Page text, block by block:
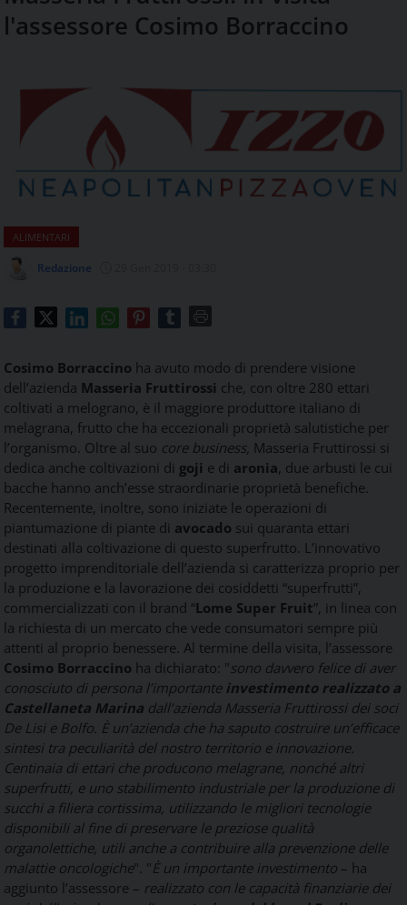
aggiornamenti
quotidiani
come
ospitalità,
ristorazione,
food
beverage,
catering
articoli
quotidiani
sul
dell'alimentazione,
dei
fuoricasa,
del
Food
Service
e
tutte
le
novità
del
comparto
Horeca.
CONTATTI
l'assessore Cosimo Borraccino
ALIMENTARI
Redazione
Cosimo Borraccino ha avuto modo di prendere visione
dell’azienda Masseria Fruttirossi che, con oltre 280 ettari
coltivati a melograno, è il maggiore produttore italiano di
melagrana, frutto che ha eccezionali proprietà salutistiche per
l’organismo. Oltre al suo core business, Masseria Fruttirossi si
dedica anche coltivazioni di goji e di aronia, due arbusti le cui
bacche hanno anch’esse straordinarie proprietà benefiche.
Recentemente, inoltre, sono iniziate le operazioni di
piantumazione di piante di avocado sui quaranta ettari
destinati alla coltivazione di questo superfrutto. L’innovativo
progetto imprenditoriale dell’azienda si caratterizza proprio per
la produzione e la lavorazione dei cosiddetti “superfrutti”,
commercializzati con il brand “Lome Super Fruit”, in linea con
la richiesta di un mercato che vede consumatori sempre più
attenti al proprio benessere. Al termine della visita, l’assessore
Cosimo Borraccino ha dichiarato: "sono davvero felice di aver
conosciuto di persona l’importante investimento realizzato a
Castellaneta Marina dall’azienda Masseria Fruttirossi dei soci
De Lisi e Bolfo. È un’azienda che ha saputo costruire un’efficace
sintesi tra peculiarità del nostro territorio e innovazione.
Centinaia di ettari che producono melagrane, nonché altri
superfrutti, e uno stabilimento industriale per la produzione di
succhi a filiera cortissima, utilizzando le migliori tecnologie
disponibili al fine di preservare le preziose qualità
organolettiche, utili anche a contribuire alla prevenzione delle
malattie oncologiche". "È un importante investimento – ha
aggiunto l’assessore – realizzato con le capacità finanziarie dei